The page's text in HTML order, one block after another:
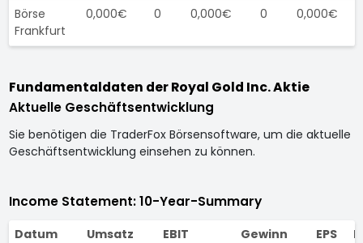
Börse
Frankfurt
0,000€ 0 0,000€ 0 0,000€
Fundamentaldaten der Royal Gold Inc. Aktie
Aktuelle Geschäftsentwicklung
Sie benötigen die TraderFox Börsensoftware, um die aktuelle
Geschäftsentwicklung einsehen zu können.
Income Statement: 10-Year-Summary
Datum Umsatz EBIT Gewinn EPS